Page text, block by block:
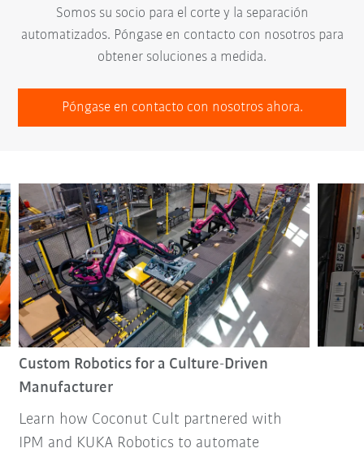
Somos su socio para el corte y la separación
automatizados. Póngase en contacto con nosotros para
obtener soluciones a medida.
Póngase en contacto con nosotros ahora.
Custom Robotics for a Culture-Driven
Manufacturer
Learn how Coconut Cult partnered with
IPM and KUKA Robotics to automate